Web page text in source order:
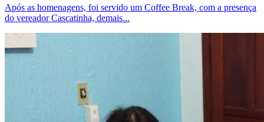
Após as homenagens, foi servido um Coffee Break, com a presença
do vereador Cascatinha, demais...